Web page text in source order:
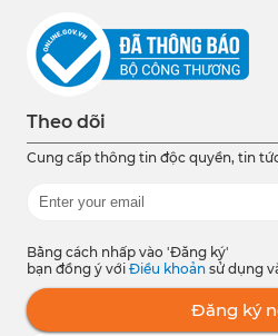
Theo dõi
Cung cấp thông tin độc quyền, tin
Bằng cách nhấp vào 'Đăng ký'
bạn đồng ý với Điều khoản sử dụng
Đăng ký